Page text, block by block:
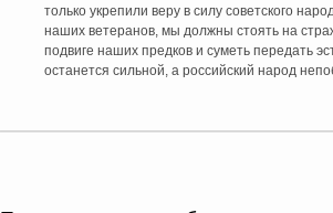
только укрепили веру в силу советского
наших ветеранов, мы должны стоять на
подвиге наших предков и суметь передать
останется сильной, а российский народ